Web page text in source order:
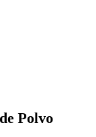
Polvo